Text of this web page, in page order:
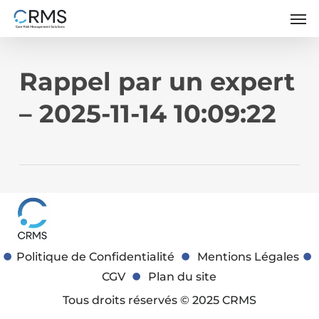
Skip
Rappel par un expert
– 2025-11-14 10:09:22
Politique de Confidentialité
Mentions Légales
CGV
Plan du site
Tous droits réservés © 2025 CRMS